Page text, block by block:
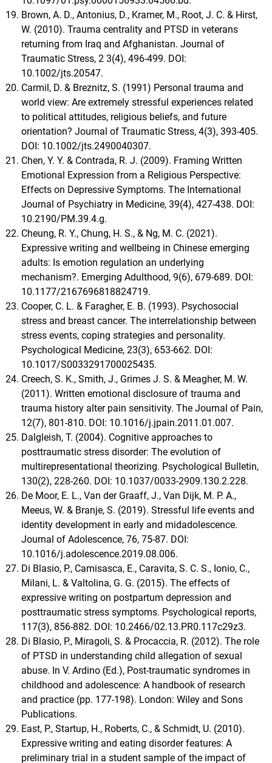
Brown, A. D., Antonius, D., Kramer, M., Root, J. C. & Hirst,
W. (2010). Trauma centrality and PTSD in veterans
returning from Iraq and Afghanistan. Journal of
Traumatic Stress, 2 3(4), 496-499. DOI:
10.1002/jts.20547.
Carmil, D. & Breznitz, S. (1991) Personal trauma and
world view: Are extremely stressful experiences related
to political attitudes, religious beliefs, and future
orientation? Journal of Traumatic Stress, 4(3), 393-405.
DOI: 10.1002/jts.2490040307.
Chen, Y. Y. & Contrada, R. J. (2009). Framing Written
Emotional Expression from a Religious Perspective:
Effects on Depressive Symptoms. The International
Journal of Psychiatry in Medicine, 39(4), 427-438. DOI:
10.2190/PM.39.4.g.
Cheung, R. Y., Chung, H. S., & Ng, M. C. (2021).
Expressive writing and wellbeing in Chinese emerging
adults: Is emotion regulation an underlying
mechanism?. Emerging Adulthood, 9(6), 679-689. DOI:
10.1177/2167696818824719.
Cooper, C. L. & Faragher, E. B. (1993). Psychosocial
stress and breast cancer. The interrelationship between
stress events, coping strategies and personality.
Psychological Medicine, 23(3), 653-662. DOI:
10.1017/S0033291700025435.
Creech, S. K., Smith, J., Grimes J. S. & Meagher, M. W.
(2011). Written emotional disclosure of trauma and
trauma history alter pain sensitivity. The Journal of Pain,
12(7), 801-810. DOI: 10.1016/j.jpain.2011.01.007.
Dalgleish, T. (2004). Cognitive approaches to
posttraumatic stress disorder: The evolution of
multirepresentational theorizing. Psychological Bulletin,
130(2), 228-260. DOI: 10.1037/0033-2909.130.2.228.
De Moor, E. L., Van der Graaff, J., Van Dijk, M. P. A.,
Meeus, W. & Branje, S. (2019). Stressful life events and
identity development in early and midadolescence.
Journal of Adolescence, 76, 75-87. DOI:
10.1016/j.adolescence.2019.08.006.
Di Blasio, P., Camisasca, E., Caravita, S. C. S., Ionio, C.,
Milani, L. & Valtolina, G. G. (2015). The effects of
expressive writing on postpartum depression and
posttraumatic stress symptoms. Psychological reports,
117(3), 856-882. DOI: 10.2466/02.13.PR0.117c29z3.
Di Blasio, P., Miragoli, S. & Procaccia, R. (2012). The role
of PTSD in understanding child allegation of sexual
abuse. In V. Ardino (Ed.), Post-traumatic syndromes in
childhood and adolescence: A handbook of research
and practice (pp. 177-198). London: Wiley and Sons
Publications.
East, P., Startup, H., Roberts, C., & Schmidt, U. (2010).
Expressive writing and eating disorder features: A
preliminary trial in a student sample of the impact of